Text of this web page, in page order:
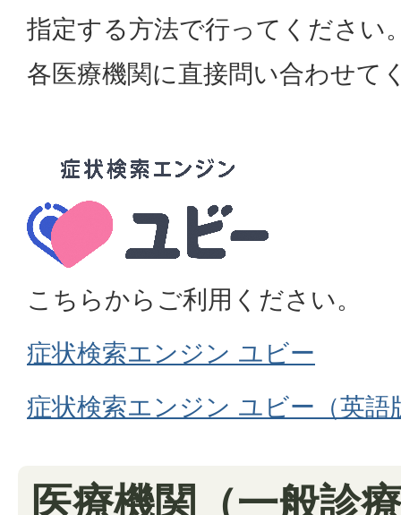
指定する方法で行ってください
各医療機関に直接問い合わせて
こちらからご利用ください。
症状検索エンジン ユビー
症状検索エンジン ユビー（英語
医療機関（一般診